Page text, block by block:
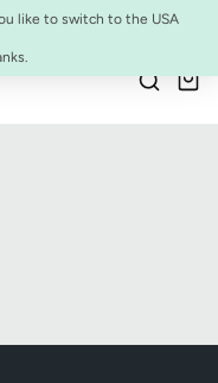
like to switch to the USA
anti-âge à emporter